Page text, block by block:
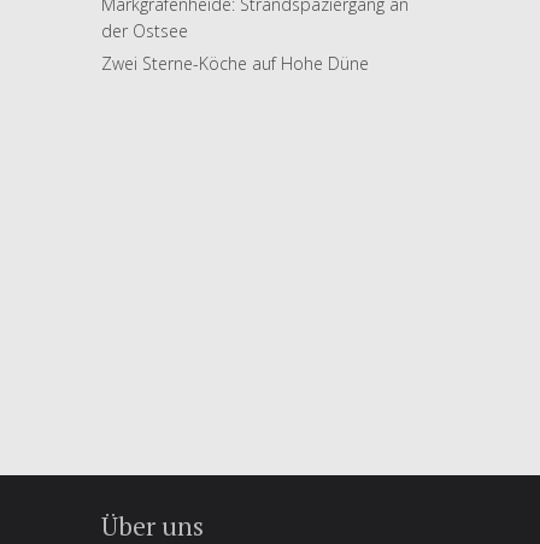
Markgrafenheide: Strandspaziergang an
der Ostsee
Zwei Sterne-Köche auf Hohe Düne
Über uns